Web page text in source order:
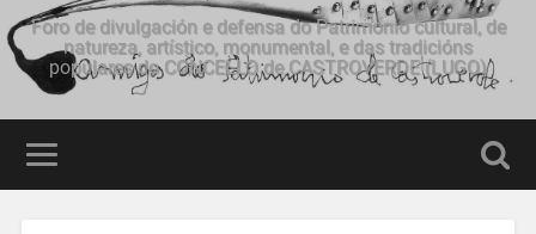
Foro de divulgación e defensa do Patrimonio cultural, de
natureza, artístico, monumental, e das tradicións
populares do CONCELLO de CASTROVERDE (LUGO)